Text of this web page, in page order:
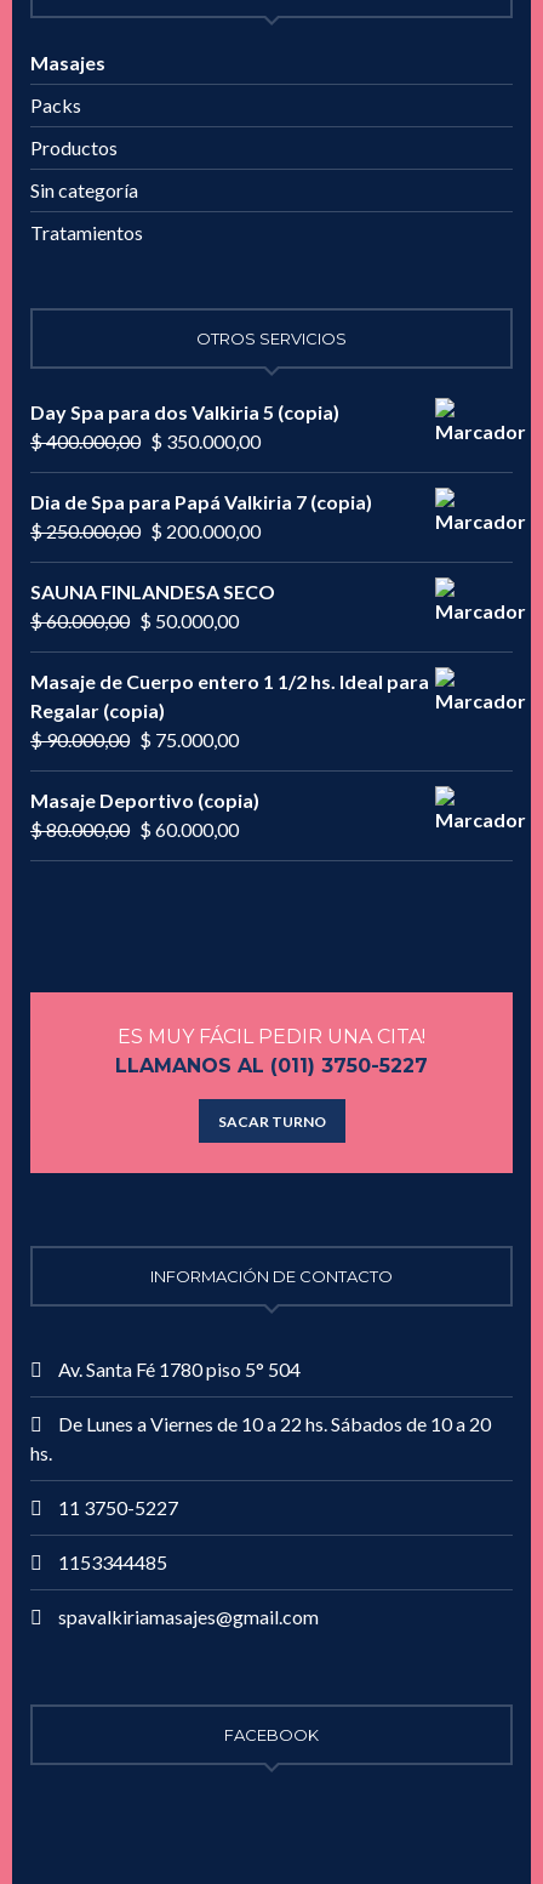
Masajes
Packs
Productos
Sin categoría
Tratamientos
OTROS SERVICIOS
Day Spa para dos Valkiria 5 (copia)
$400.000,00 El
precio
original
era:
$ 400.000,00.
$ 350.000,00El
precio
actual
es:
$ 350.000,00.
Dia de Spa para Papá Valkiria 7 (copia)
$250.000,00 El
precio
original
era:
$ 250.000,00.
$ 200.000,00El
precio
actual
$ 200.000,00.
SAUNA FINLANDESA SECO
$60.000,00 El
precio
original
era:
$ 60.000,00.
$ 50.000,00El
precio
actual
$ 50.000,00.
Masaje de Cuerpo entero 1 1/2 hs. Ideal para
Regalar (copia)
$90.000,00 El
precio
original
era:
$ 90.000,00.
$ 75.000,00El
precio
actual
es:
$ 75.000,00.
Masaje Deportivo (copia)
$80.000,00 El
precio
$60.000,00El
precio
ES MUY FÁCIL PEDIR UNA CITA!
LLAMANOS AL (011) 3750-5227
SACAR TURNO
INFORMACIÓN DE CONTACTO
Av. Santa Fé 1780 piso 5° 504
De Lunes a Viernes de 10 a 22 hs. Sábados de 10 a 20
hs.
11 3750-5227
1153344485
spavalkiriamasajes@gmail.com
FACEBOOK